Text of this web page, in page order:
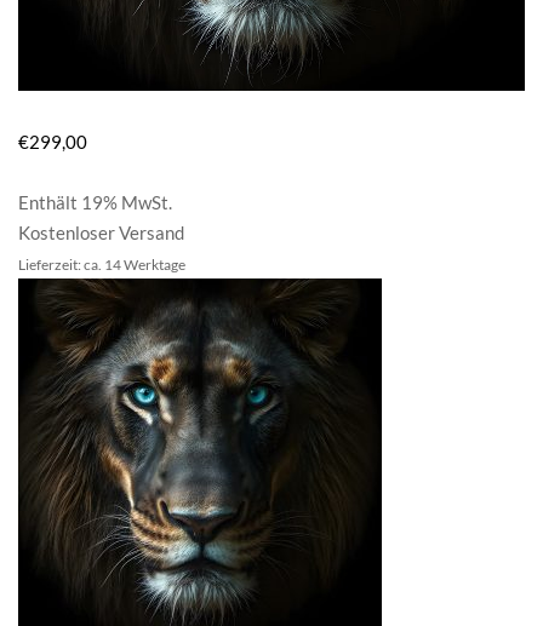
€299,00
Enthält 19% MwSt.
Kostenloser Versand
Lieferzeit: ca. 14 Werktage